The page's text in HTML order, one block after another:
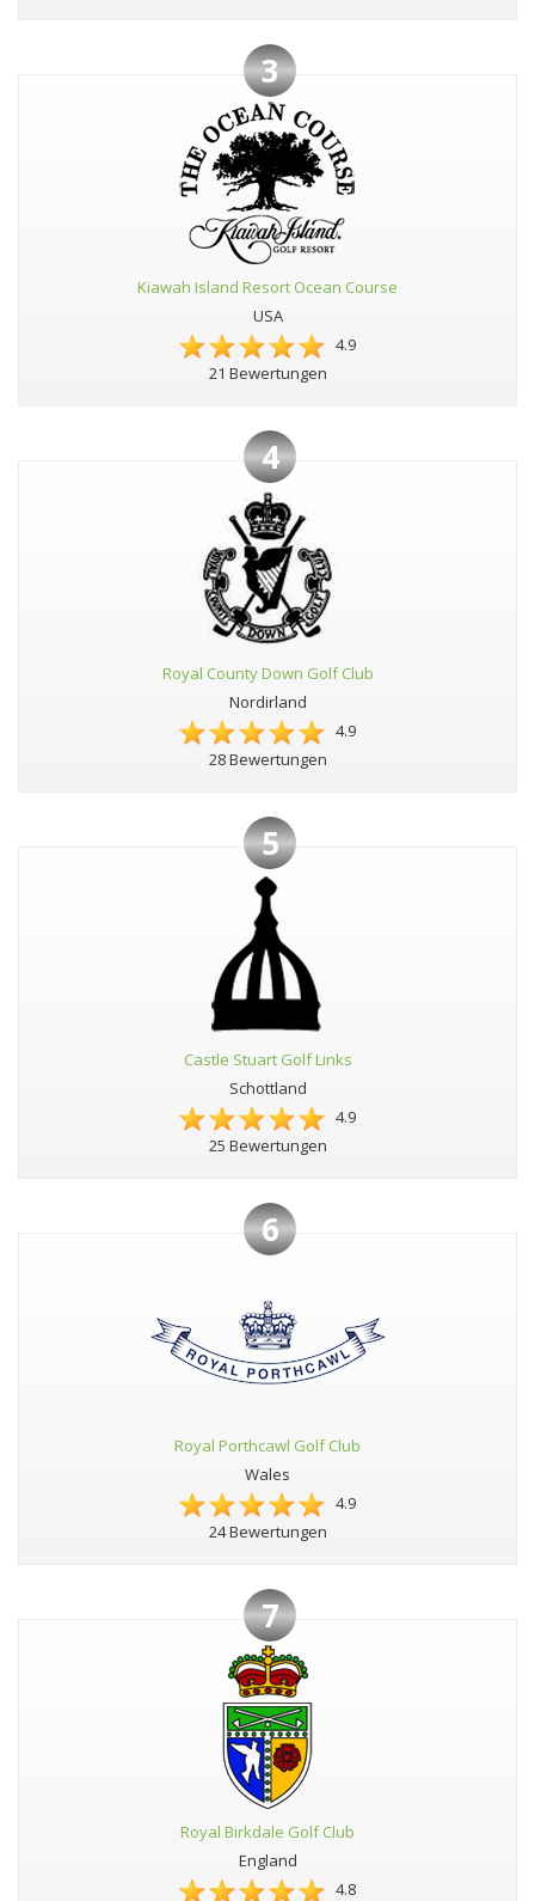
3
Kiawah Island Resort Ocean Course
USA
4.9
21 Bewertungen
4
Royal County Down Golf Club
Nordirland
4.9
28 Bewertungen
5
Castle Stuart Golf Links
Schottland
4.9
25 Bewertungen
6
Royal Porthcawl Golf Club
Wales
4.9
24 Bewertungen
7
Royal Birkdale Golf Club
England
4.8